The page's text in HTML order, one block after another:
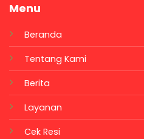
Menu
Beranda
Tentang Kami
Berita
Layanan
Cek Resi